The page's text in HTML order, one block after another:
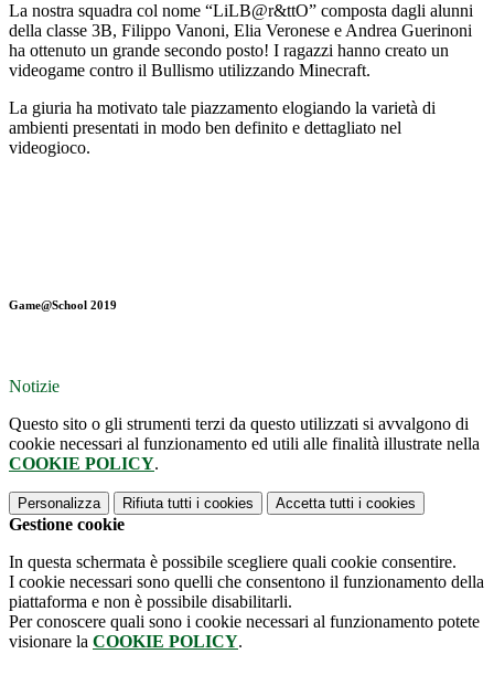
La nostra squadra col nome “LiLB@r&ttO” composta dagli alunni
della classe 3B, Filippo Vanoni, Elia Veronese e Andrea Guerinoni
ha ottenuto un grande secondo posto! I ragazzi hanno creato un
videogame contro il Bullismo utilizzando Minecraft.
La giuria ha motivato tale piazzamento elogiando la varietà di
ambienti presentati in modo ben definito e dettagliato nel
videogioco.
Game@School 2019
Notizie
Questo sito o gli strumenti terzi da questo utilizzati si avvalgono di
cookie necessari al funzionamento ed utili alle finalità illustrate nella
COOKIE POLICY.
Personalizza Rifiuta tutti i cookies Accetta tutti i cookies
Gestione cookie
In questa schermata è possibile scegliere quali cookie consentire.
I cookie necessari sono quelli che consentono il funzionamento della
piattaforma e non è possibile disabilitarli.
Per conoscere quali sono i cookie necessari al funzionamento potete
visionare la COOKIE POLICY.